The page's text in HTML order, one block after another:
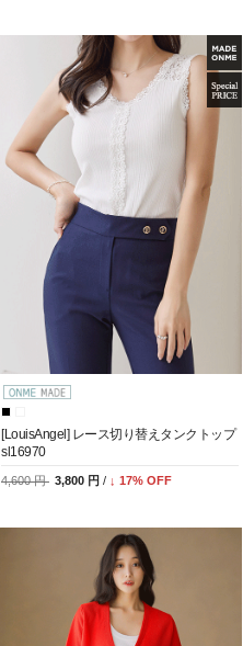
[LouisAngel] レース切り替えタンクトップ
sl16970
4,600 円 3,800 円 / ↓ 17% OFF